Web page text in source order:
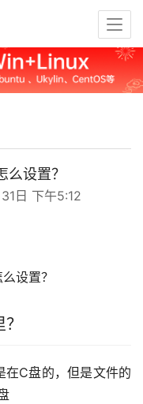
设置？
日 下午5:12
设置？
在C盘的，但是文件的